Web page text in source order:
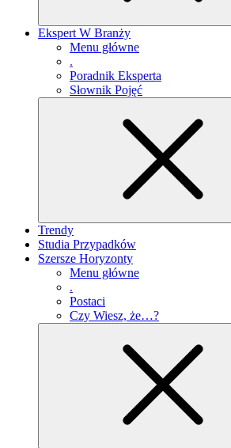
Ekspert W Branży
Menu główne
.
Poradnik Eksperta
Słownik Pojęć
Trendy
Studia Przypadków
Szersze Horyzonty
Menu główne
.
Postaci
Czy Wiesz, że…?